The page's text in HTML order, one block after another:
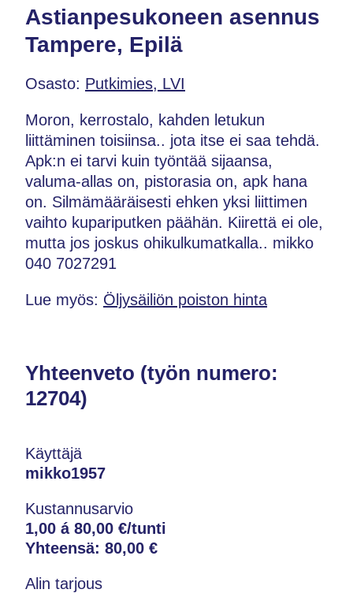
Astianpesukoneen asennus
Tampere, Epilä
Osasto: Putkimies, LVI
Moron, kerrostalo, kahden letukun
liittäminen toisiinsa.. jota itse ei saa tehdä.
Apk:n ei tarvi kuin työntää sijaansa,
valuma-allas on, pistorasia on, apk hana
on. Silmämääräisesti ehken yksi liittimen
vaihto kupariputken päähän. Kiirettä ei ole,
mutta jos joskus ohikulkumatkalla.. mikko
040 7027291
Lue myös: Öljysäiliön poiston hinta
Yhteenveto (työn numero:
12704)
Käyttäjä
mikko1957
Kustannusarvio
1,00 á 80,00 €/tunti
Yhteensä: 80,00 €
Alin tarjous